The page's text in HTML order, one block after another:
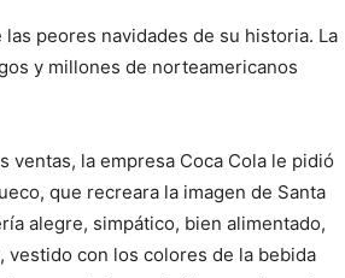
las peores navidades de su historia. La
y millones de norteamericanos
ventas, la empresa Coca Cola le pidió
que recreara la imagen de Santa
alegre, simpático, bien alimentado,
con los colores de la bebida